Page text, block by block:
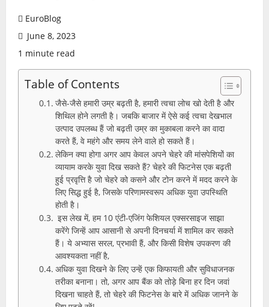
EuroBlog
June 8, 2023
1 minute read
Table of Contents
जैसे-जैसे हमारी उम्र बढ़ती है, हमारी त्वचा लोच खो देती है और
शिथिल होने लगती है। जबकि बाजार में ऐसे कई त्वचा देखभाल
उत्पाद उपलब्ध हैं जो बढ़ती उम्र का मुकाबला करने का वादा
करते हैं, वे महंगे और समय लेने वाले हो सकते हैं।
लेकिन क्या होगा अगर आप केवल अपने चेहरे की मांसपेशियों का
व्यायाम करके युवा दिख सकते हैं? चेहरे की फिटनेस एक बढ़ती
हुई प्रवृत्ति है जो चेहरे को कसने और टोन करने में मदद करने के
लिए सिद्ध हुई है, जिसके परिणामस्वरूप अधिक युवा उपस्थिति
होती है।
इस लेख में, हम 10 एंटी-एजिंग फेशियल एक्सरसाइज साझा
करेंगे जिन्हें आप आसानी से अपनी दिनचर्या में शामिल कर सकते
हैं। ये अभ्यास सरल, प्रभावी हैं, और किसी विशेष उपकरण की
आवश्यकता नहीं है,
अधिक युवा दिखने के लिए उन्हें एक किफायती और सुविधाजनक
तरीका बनाना। तो, अगर आप बैंक को तोड़े बिना हर दिन जवां
दिखना चाहते हैं, तो चेहरे की फिटनेस के बारे में अधिक जानने के